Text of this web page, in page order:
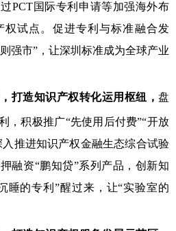
PCT国际专利申请等加强海外布
权试点。促进专利与标准融合发
强市”，让深圳标准成为全球产业
打造知识产权转化运用枢纽，盘
，积极推广“先使用后付费”“开放
推进知识产权金融生态综合试验
融资“鹏知贷”系列产品，创新知
睡的专利”醒过来，让“实验室的